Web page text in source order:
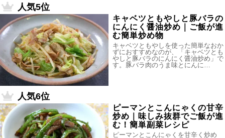
人気5位
キャベツともやしと豚バラの
にんにく醤油炒め｜ご飯が進
む簡単炒め物
キャベツともやしを使った簡単なおか
ずにおすすめなのが、「キャベツとも
やしと豚バラのにんにく醤油炒め」で
す。豚バラ肉のうま味とにんに…
人気6位
ピーマンとこんにゃくの甘辛
炒め｜味しみ抜群でご飯が進
む！簡単副菜レシピ
ピーマンとこんにゃくを甘辛く炒め